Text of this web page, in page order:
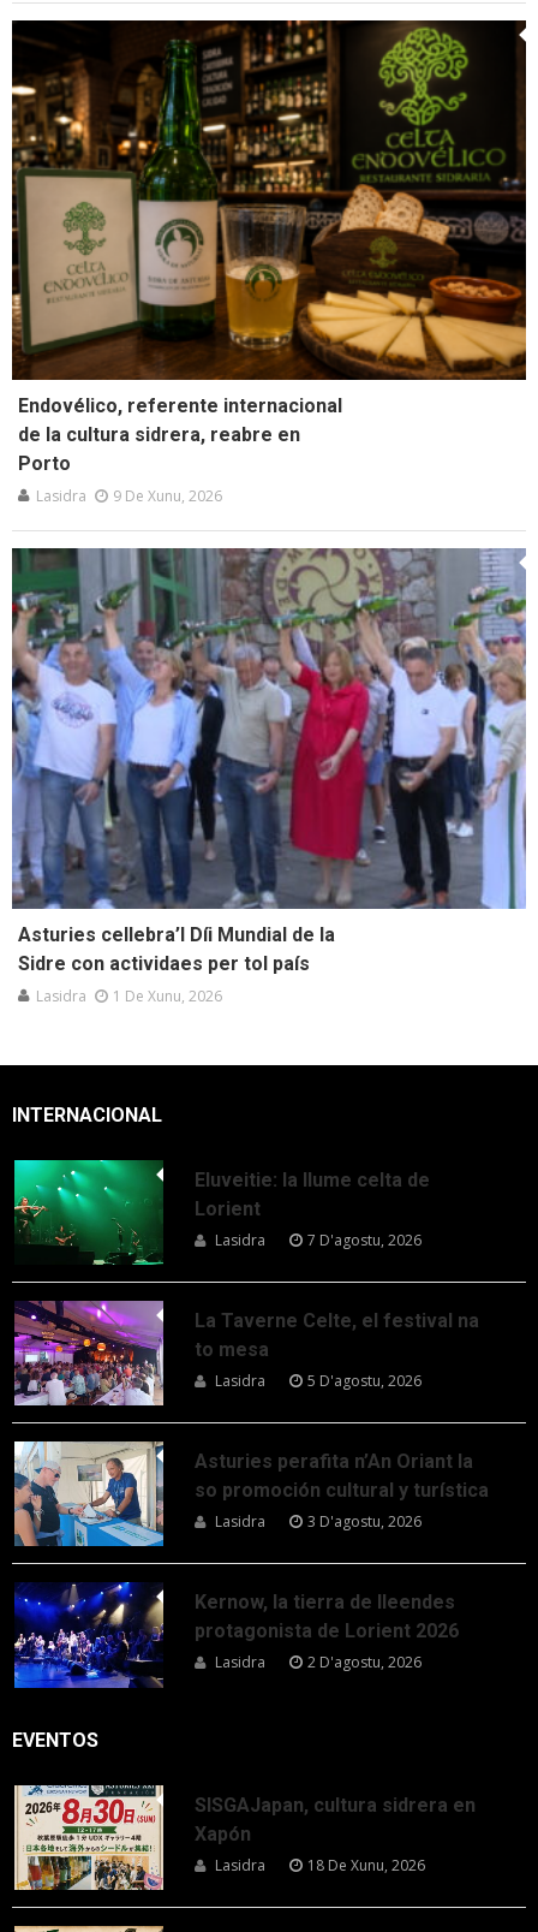
Endovélico, referente internacional
de la cultura sidrera, reabre en
Porto
Lasidra 9 De Xunu, 2026
Asturies cellebra’l Díi Mundial de la
Sidre con actividaes per tol país
Lasidra 1 De Xunu, 2026
INTERNACIONAL
Eluveitie: la llume celta de
Lorient
Lasidra 7 D'agostu, 2026
La Taverne Celte, el festival na
to mesa
Lasidra 5 D'agostu, 2026
Asturies perafita n’An Oriant la
so promoción cultural y turística
Lasidra 3 D'agostu, 2026
Kernow, la tierra de lleendes
protagonista de Lorient 2026
Lasidra 2 D'agostu, 2026
EVENTOS
SISGAJapan, cultura sidrera en
Xapón
Lasidra 18 De Xunu, 2026